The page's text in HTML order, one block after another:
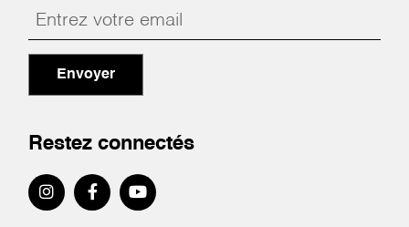
Envoyer
Restez connectés